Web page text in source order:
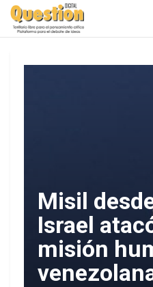
Misil
Israel
misión